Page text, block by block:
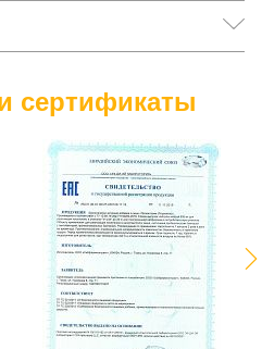
сертификаты